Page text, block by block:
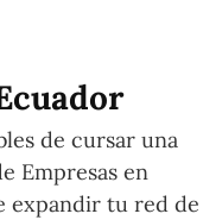
de cursar una
Empresas en
expandir tu red de